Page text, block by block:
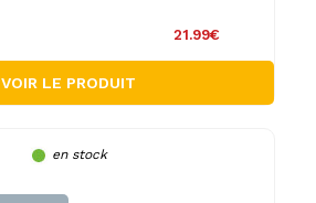
21.99€
VOIR LE PRODUIT
en stock